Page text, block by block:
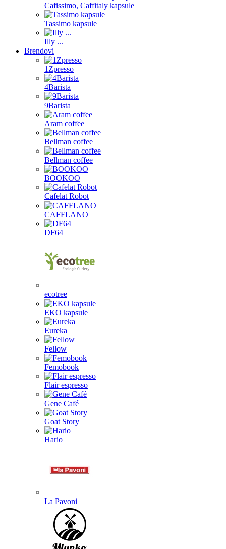
Cafissimo, Caffitaly kapsule
Tassimo kapsule
Illy ...
Brendovi
1Zpresso
4Barista
9Barista
Aram coffee
Bellman coffee
Bellman coffee
BOOKOO
Cafelat Robot
CAFFLANO
DF64
ecotree
EKO kapsule
Eureka
Fellow
Femobook
Flair espresso
Gene Café
Goat Story
Hario
La Pavoni